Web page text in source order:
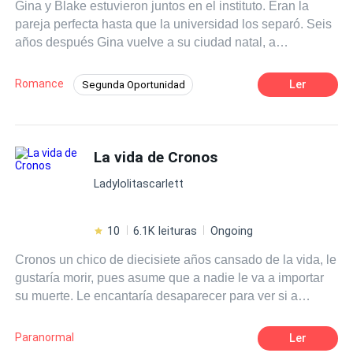
dirá: Sal de mi vida?
Gina y Blake estuvieron juntos en el instituto. Eran la
pareja perfecta hasta que la universidad los separó. Seis
años después Gina vuelve a su ciudad natal, a
nueva novia. ¿Podrán volver a lo de antes?
Romance Segunda Oportunidad
Diferencia de Edad
POV en primera persona Contemporánea
Ler
La vida de Cronos
Ladylolitascarlett
10 6.1K leituras Ongoing
Cronos un chico de diecisiete años cansado de la vida, le
gustaría morir, pues asume que a nadie le va a importar
su muerte. Le encantaría desaparecer para ver si a
es un deseo imposible, cuando mueres ya no hay más
Paranormal Ler